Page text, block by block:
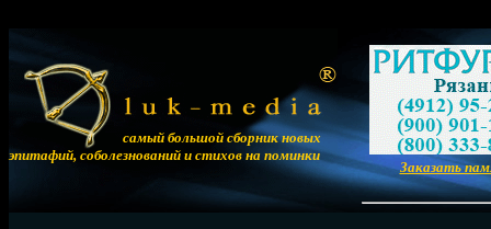
самый большой сборник новых
эпитафий, соболезнований и стихов на поминки
Заказать